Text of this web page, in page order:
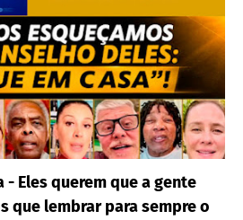
Eles querem que a gente
que lembrar para sempre o